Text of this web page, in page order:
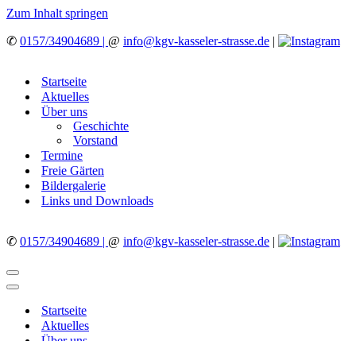
Zum Inhalt springen
✆ 0157/34904689 | @ info@kgv-kasseler-strasse.de |
Startseite
Aktuelles
Über uns
Geschichte
Vorstand
Termine
Freie Gärten
Bildergalerie
Links und Downloads
✆ 0157/34904689 | @ info@kgv-kasseler-strasse.de |
Navigationsmenü
Navigationsmenü
Startseite
Aktuelles